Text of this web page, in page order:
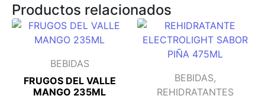
Productos relacionados
BEBIDAS
FRUGOS DEL VALLE
MANGO 235ML
BEBIDAS,
REHIDRATANTES